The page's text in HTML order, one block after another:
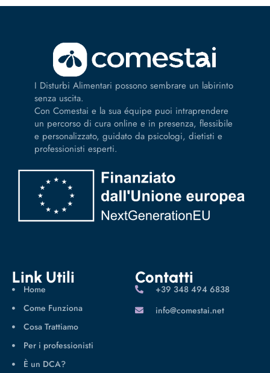
I Disturbi Alimentari possono sembrare un labirinto
senza uscita.
Con Comestai e la sua équipe puoi intraprendere
un percorso di cura online e in presenza, flessibile
e personalizzato, guidato da psicologi, dietisti e
professionisti esperti.
Link Utili
Home
Come Funziona
Cosa Trattiamo
Per i professionisti
È un DCA?
Contatti
‪+39 348 494 6838
info@comestai.net